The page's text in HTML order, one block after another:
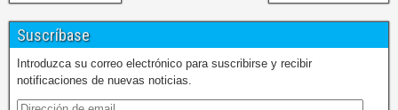
Suscríbase
Introduzca su correo electrónico para suscribirse y recibir
notificaciones de nuevas noticias.